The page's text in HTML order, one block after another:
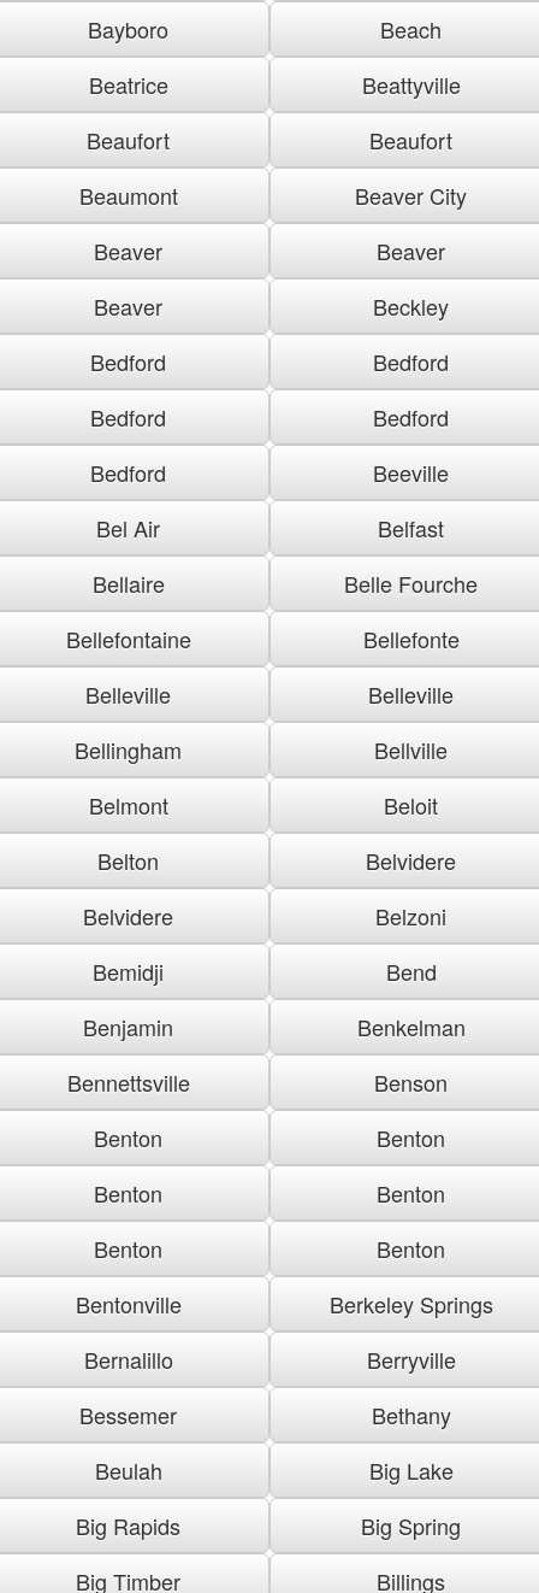
Bayboro
Beach
Beatrice
Beattyville
Beaufort
Beaufort
Beaumont
Beaver City
Beaver
Beaver
Beaver
Beckley
Bedford
Bedford
Bedford
Bedford
Bedford
Beeville
Bel Air
Belfast
Bellaire
Belle Fourche
Bellefontaine
Bellefonte
Belleville
Belleville
Bellingham
Bellville
Belmont
Beloit
Belton
Belvidere
Belvidere
Belzoni
Bemidji
Bend
Benjamin
Benkelman
Bennettsville
Benson
Benton
Benton
Benton
Benton
Benton
Benton
Bentonville
Berkeley Springs
Bernalillo
Berryville
Bessemer
Bethany
Beulah
Big Lake
Big Rapids
Big Spring
Big Timber
Billings